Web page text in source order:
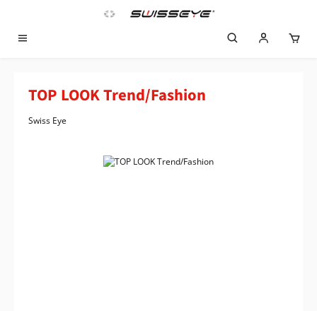
Zum Hauptinhalt springen
TOP LOOK Trend/Fashion
Swiss Eye
Bildergalerie überspringen